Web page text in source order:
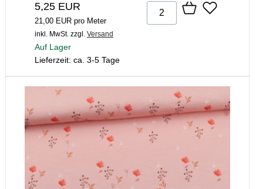
5,25 EUR
21,00 EUR pro Meter
inkl. MwSt. zzgl. Versand
Auf Lager
Lieferzeit: ca. 3-5 Tage